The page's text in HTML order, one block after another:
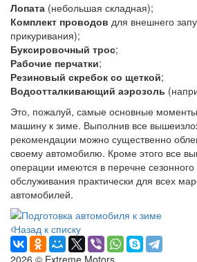
Лопата (небольшая складная);
Комплект проводов для внешнего
прикуривания);
Буксировочный трос;
Рабочие перчатки;
Резиновый скребок со щеткой;
Водоотталкивающий аэрозоль
Это, пожалуй, самые основные
машину к зиме. Выполнив все
рекомендации можно существенно
своему автомобилю. Кроме этого все
операции имеются в перечне сезонного
обслуживания практически для всех
автомобилей.
Назад к списку
2026 © Extreme Motors